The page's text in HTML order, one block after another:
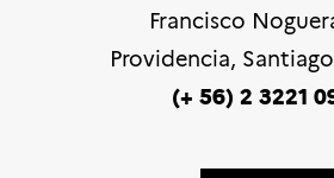
Francisco
Providencia,
(+ 56) 2 3221